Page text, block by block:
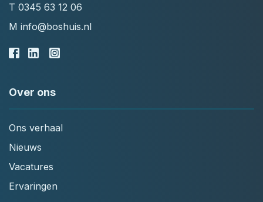
T 0345 63 12 06
M info@boshuis.nl
Over ons
Ons verhaal
Nieuws
Vacatures
Ervaringen